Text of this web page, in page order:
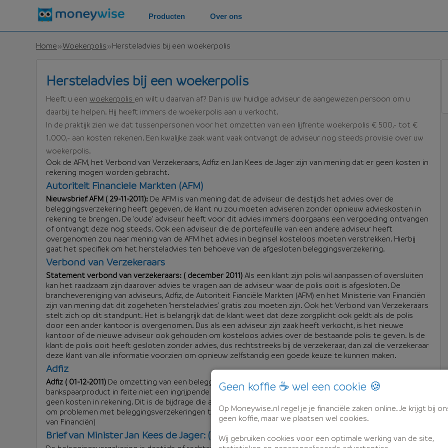
Home Woekerpolis Hersteladvies bij een woekerpolis
Hersteladvies bij een woekerpolis
Heeft u eenwoekerpolis en wilt u daarvan af? Dan is uw huidige adviseur de aangewezen persoon om u
daarbij te helpen. Hij heeft immers de woekerpolis aan u verkocht.
In de praktijk zien we dat tussenpersonen voor het omzetten van een lijfrente woekerpolis € 500,- tot €
1.000,- aan kosten rekenen. Een kwalijke zaak want vaak ontvangt de adviseur nog steeds provisie over uw
woekerpolis.
Ook de AFM, het Verbond van Verzekeraars, Adfiz en Jan Kees de Jager zijn van mening dat er geen kosten in
rekening mogen worden gebracht.
Autoriteit Financiele Markten (AFM)
Nieuwsbrief AFM ( 29-11-2011): De AFM is van mening dat de adviseur die destijds het advies over de
beleggingsverzekering heeft gegeven, de klant nu zou moeten adviseren zonder opnieuw advieskosten in
rekening te brengen. De ‘oude’ adviseur heeft voor dit advies immers doorgaans een vergoeding ontvangen
of ontvangt deze nog steeds. Ook een adviseur die de portefeuille van een andere adviseur heeft
overgenomen zou naar mening van de AFM het advies in beginsel kosteloos moeten verstrekken. Hierbij
gaat het specifiek om het hersteladvies ten behoeve van de afgesloten beleggingsverzekering.
Verbond van Verzekeraars
Statement verbond van verzekeraars: ( december 2011) Als een klant zijn polis wil aanpassen of oversluiten
kan het raadzaam zijn daarover advies te vragen aan de adviseur waar de polis ooit is afgesloten. De
branchevereniging van adviseurs, Adfiz, de Autoriteit Fianciële Markten (AFM) en het Ministerie van Financiën
zijn van mening dat dit zogeheten ‘hersteladvies’ gratis zou moeten zijn. Ook het Verbond van Verzekeraars
stelt zich op dit standpunt. Het is belangrijk dat de klant weet dat deze zorgplicht ook geldt als de polis
door een ander kantoor is overgenomen. Dus als een adviseur zijn zaak heeft verkocht, is het nieuwe
kantoor of de nieuwe adviseur ook gehouden om kosteloos advies over de bestaande polis te geven. ls de
klant de polis ooit heeft gesloten zonder advies, dus rechtstreeks bij de verzekeraar, dan zal die verzekeraar
deze klant van alle informatie voorzien om opnieuw zelfstandig een goede keuze te kunnen maken.
Adfiz
Adfiz ( 01-12-2011) De omzetting van een beleggingsverzekering in de vorm van een lijfrente naar een
bankspaarproduct in feite niet een ingrijpende aanpassing van het product. De adviseur brengt hiervoor
geen kosten in rekening. Dit is de bijdrage die adviseurs leveren in het kader van hun verantwoordelijkheid
om problemen met beleggingsverzekeringen tot een goed einde te brengen. Jan Kees de Jager (Minister
van Financiën)
Brief van Minister Jan Kees de Jager: (24-11-2011)
Producten Over ons
Geen koffie ☕ wel een cookie 🍪
Op Moneywise.nl regel je je financiële zaken online. Je krijgt bij
geen koffie, maar we plaatsen wel cookies.
Wij gebruiken cookies voor een optimale werking van de site,